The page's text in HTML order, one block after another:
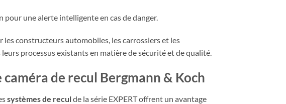
une alerte intelligente en cas de danger.
constructeurs automobiles, les carrossiers et les
processus existants en matière de sécurité et de qualité.
de recul Bergmann & Koch
systèmes de reculde la série EXPERT offrent un avantage